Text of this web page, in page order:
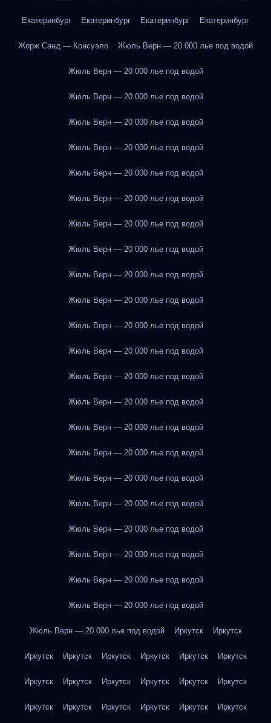
Екатеринбург Екатеринбург Екатеринбург Екатеринбург
Жорж Санд — Консуэло Жюль Верн — 20 000 лье под водой
Жюль Верн — 20 000 лье под водой
Жюль Верн — 20 000 лье под водой
Жюль Верн — 20 000 лье под водой
Жюль Верн — 20 000 лье под водой
Жюль Верн — 20 000 лье под водой
Жюль Верн — 20 000 лье под водой
Жюль Верн — 20 000 лье под водой
Жюль Верн — 20 000 лье под водой
Жюль Верн — 20 000 лье под водой
Жюль Верн — 20 000 лье под водой
Жюль Верн — 20 000 лье под водой
Жюль Верн — 20 000 лье под водой
Жюль Верн — 20 000 лье под водой
Жюль Верн — 20 000 лье под водой
Жюль Верн — 20 000 лье под водой
Жюль Верн — 20 000 лье под водой
Жюль Верн — 20 000 лье под водой
Жюль Верн — 20 000 лье под водой
Жюль Верн — 20 000 лье под водой
Жюль Верн — 20 000 лье под водой
Жюль Верн — 20 000 лье под водой
Жюль Верн — 20 000 лье под водой
Жюль Верн — 20 000 лье под водой Иркутск Иркутск
Иркутск Иркутск Иркутск Иркутск Иркутск Иркутск
Иркутск Иркутск Иркутск Иркутск Иркутск Иркутск
Иркутск Иркутск Иркутск Иркутск Иркутск Иркутск